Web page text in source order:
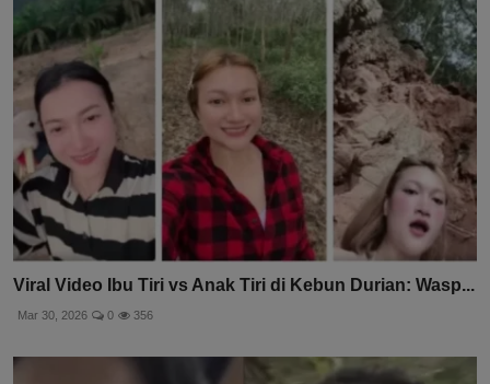
Viral Video Ibu Tiri vs Anak Tiri di Kebun Durian: Wasp...
Mar 30, 2026 0 356